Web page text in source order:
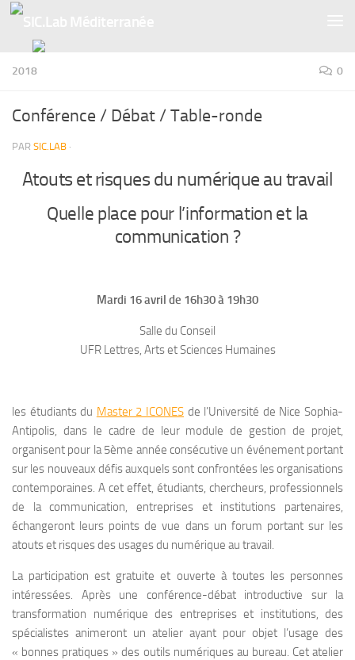
2018 0
Conférence / Débat / Table-ronde
PAR SIC.LAB ·
Atouts et risques du numérique au travail
Quelle place pour l’information et la
communication ?
Mardi 16 avril de 16h30 à 19h30
Salle du Conseil
UFR Lettres, Arts et Sciences Humaines
les étudiants du Master 2 ICONES de l’Université de Nice Sophia-
Antipolis, dans le cadre de leur module de gestion de projet,
organisent pour la 5ème année consécutive un événement portant
sur les nouveaux défis auxquels sont confrontées les organisations
contemporaines. A cet effet, étudiants, chercheurs, professionnels
de la communication, entreprises et institutions partenaires,
échangeront leurs points de vue dans un forum portant sur les
atouts et risques des usages du numérique au travail.
La participation est gratuite et ouverte à toutes les personnes
intéressées. Après une conférence-débat introductive sur la
transformation numérique des entreprises et institutions, des
spécialistes animeront un atelier ayant pour objet l’usage des
« bonnes pratiques » des outils numériques au bureau. Cet atelier